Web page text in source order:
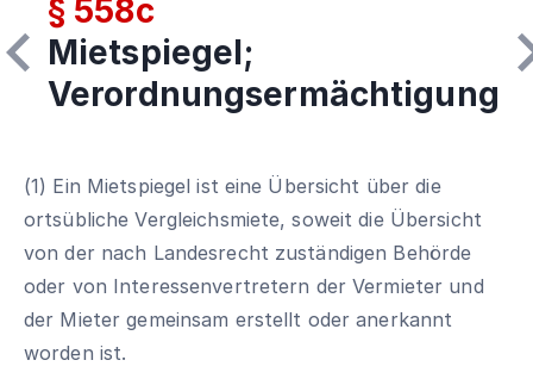
§ 558c
Mietspiegel;
Verordnungsermächtigung
(1) Ein Mietspiegel ist eine Übersicht über die
ortsübliche Vergleichsmiete, soweit die Übersicht
von der nach Landesrecht zuständigen Behörde
oder von Interessenvertretern der Vermieter und
der Mieter gemeinsam erstellt oder anerkannt
worden ist.